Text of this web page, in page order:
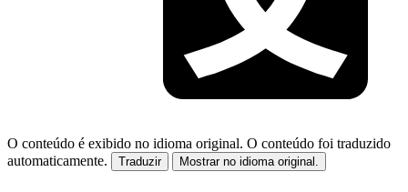
O conteúdo é exibido no idioma original. O conteúdo foi traduzido
automaticamente.
Traduzir Mostrar no idioma original.